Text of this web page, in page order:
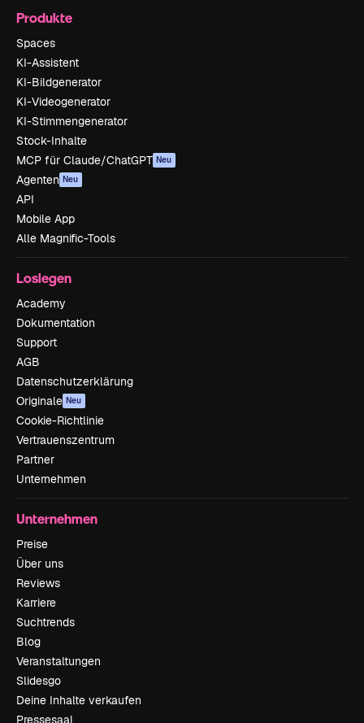
Produkte
Spaces
KI-Assistent
KI-Bildgenerator
KI-Videogenerator
KI-Stimmengenerator
Stock-Inhalte
MCP für Claude/ChatGPT Neu
Agenten Neu
API
Mobile App
Alle Magnific-Tools
Loslegen
Academy
Dokumentation
Support
AGB
Datenschutzerklärung
Originale Neu
Cookie-Richtlinie
Vertrauenszentrum
Partner
Unternehmen
Unternehmen
Preise
Über uns
Reviews
Karriere
Suchtrends
Blog
Veranstaltungen
Slidesgo
Deine Inhalte verkaufen
Pressesaal